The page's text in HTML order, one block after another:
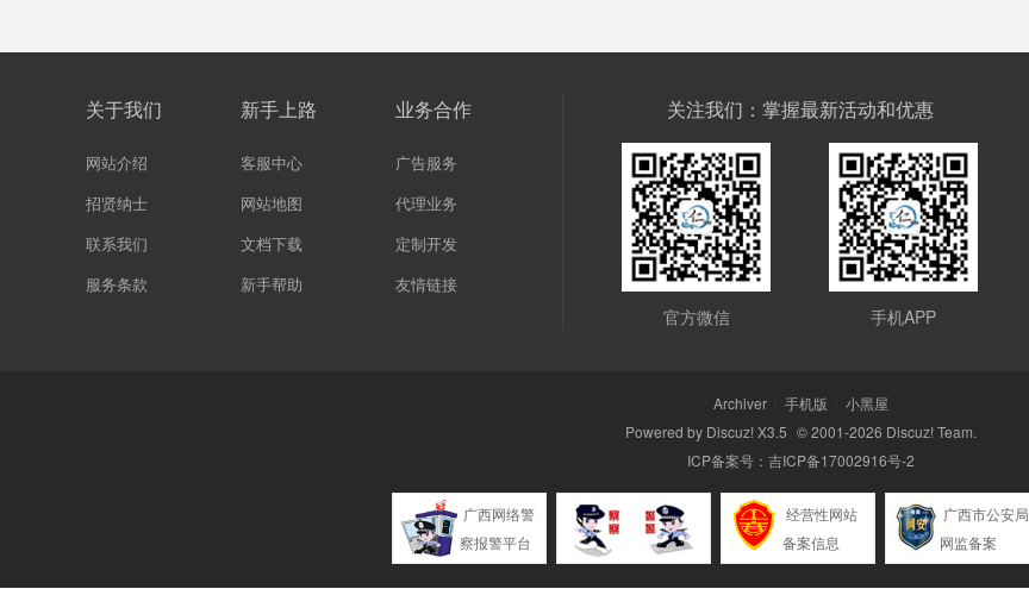
关于我们
网站介绍
招贤纳士
联系我们
服务条款
新手上路
客服中心
网站地图
文档下载
新手帮助
业务合作
广告服务
代理业务
定制开发
友情链接
关注我们：掌握最新活动和优惠
官方微信 手机APP
Archiver 手机版
小黑屋
Powered by Discuz! X3.5 © 2001-2026 Discuz! Team.
ICP备案号： 吉ICP备17002916号-2
广西网络警
察报警平台
经营性网站
备案信息
广西市公安局
网监备案